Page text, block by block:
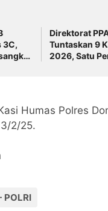
3C,
Direktorat
Tuntaskan 9
2026, Satu
Humas Polres
2/25.
POLRI